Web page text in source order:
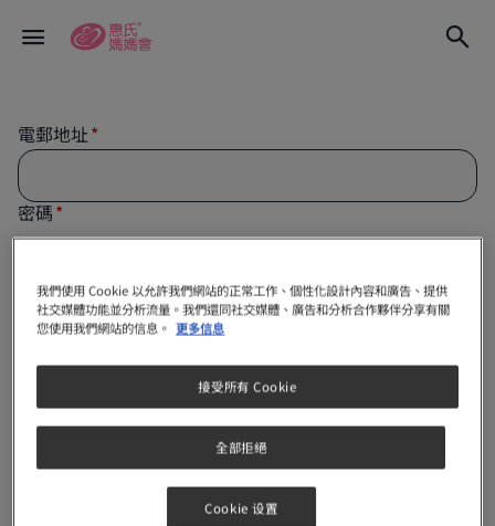
電郵地址
密碼
保持我的登入狀態
我們使用 Cookie 以允許我們網站的正常工作、個性化設計內容和廣告、提供
社交媒體功能並分析流量。我們還同社交媒體、廣告和分析合作夥伴分享有關
您使用我們網站的信息。 更多信息
全部拒絕
接受所有 Cookie
Cookie 设置